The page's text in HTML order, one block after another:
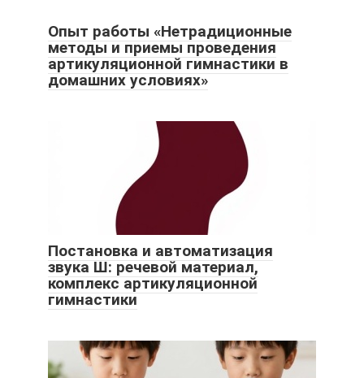
Опыт работы «Нетрадиционные
методы и приемы проведения
артикуляционной гимнастики в
домашних условиях»
Постановка и автоматизация
звука Ш: речевой материал,
комплекс артикуляционной
гимнастики